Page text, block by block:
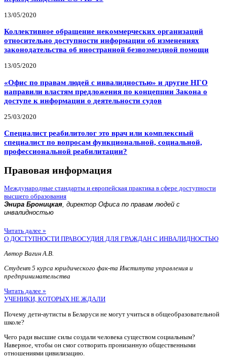
13/05/2020
Коллективное обращение некоммерческих организаций
относительно доступности информации об изменениях
законодательства об иностранной безвозмездной помощи
13/05/2020
«Офис по правам людей с инвалидностью» и другие НГО
направили властям предложения по концепции Закона о
доступе к информации о деятельности судов
25/03/2020
Специалист реабилитолог это врач или комплексный
специалист по вопросам функциональной, социальной,
профессиональной реабилитации?
Правовая информация
Международные стандарты и европейская практика в сфере доступности
высшего образования
Энира Броницкая, директор Офиса по правам людей с
инвалидностью
Читать далее »
О ДОСТУПНОСТИ ПРАВОСУДИЯ ДЛЯ ГРАЖДАН С ИНВАЛИДНОСТЬЮ
Автор Вагин А.В.
Студент 5 курса юридического фак-та Института управления и
предпринимательства
Читать далее »
УЧЕНИКИ, КОТОРЫХ НЕ ЖДАЛИ
Почему дети-аутисты в Беларуси не могут учиться в общеобразовательной
школе?
Чего ради высшие силы создали человека существом социальным?
Наверное, чтобы он смог сотворить пронизанную общественными
отношениями цивилизацию.